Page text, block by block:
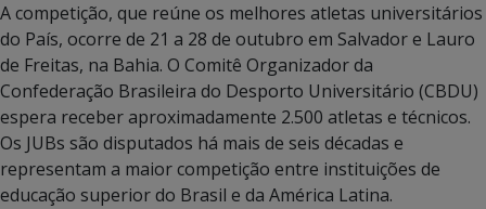
A competição, que reúne os melhores atletas universitários
do País, ocorre de 21 a 28 de outubro em Salvador e Lauro
de Freitas, na Bahia. O Comitê Organizador da
Confederação Brasileira do Desporto Universitário (CBDU)
espera receber aproximadamente 2.500 atletas e técnicos.
Os JUBs são disputados há mais de seis décadas e
representam a maior competição entre instituições de
educação superior do Brasil e da América Latina.